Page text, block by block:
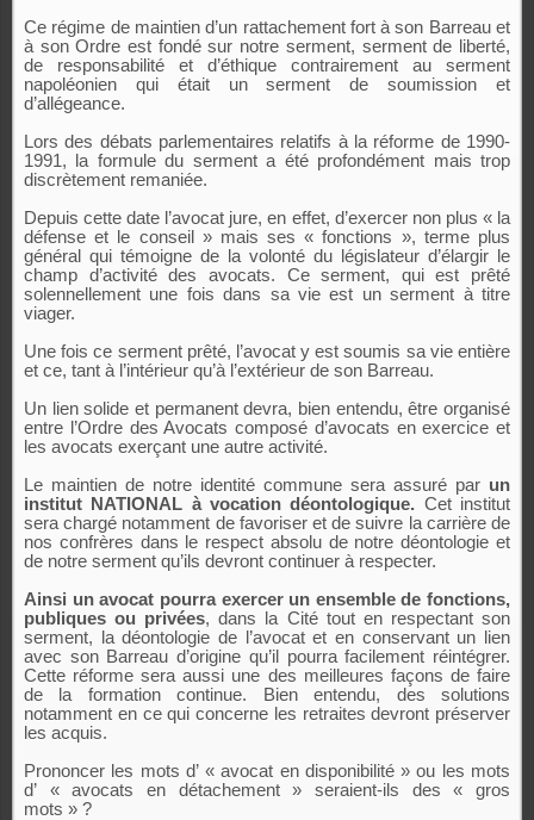
Ce régime de maintien d’un rattachement fort à son Barreau et
à son Ordre est fondé sur notre serment, serment de liberté,
de responsabilité et d’éthique contrairement au serment
napoléonien qui était un serment de soumission et
d’allégeance.
Lors des débats parlementaires relatifs à la réforme de 1990-
1991, la formule du serment a été profondément mais trop
discrètement remaniée.
Depuis cette date l’avocat jure, en effet, d’exercer non plus « la
défense et le conseil » mais ses « fonctions », terme plus
général qui témoigne de la volonté du législateur d’élargir le
champ d’activité des avocats. Ce serment, qui est prêté
solennellement une fois dans sa vie est un serment à titre
viager.
Une fois ce serment prêté, l’avocat y est soumis sa vie entière
et ce, tant à l’intérieur qu’à l’extérieur de son Barreau.
Un lien solide et permanent devra, bien entendu, être organisé
entre l’Ordre des Avocats composé d’avocats en exercice et
les avocats exerçant une autre activité.
Le maintien de notre identité commune sera assuré par un
institut NATIONAL à vocation déontologique. Cet institut
sera chargé notamment de favoriser et de suivre la carrière de
nos confrères dans le respect absolu de notre déontologie et
de notre serment qu’ils devront continuer à respecter.
Ainsi un avocat pourra exercer un ensemble de fonctions,
publiques ou privées, dans la Cité tout en respectant son
serment, la déontologie de l’avocat et en conservant un lien
avec son Barreau d’origine qu’il pourra facilement réintégrer.
Cette réforme sera aussi une des meilleures façons de faire
de la formation continue. Bien entendu, des solutions
notamment en ce qui concerne les retraites devront préserver
les acquis.
Prononcer les mots d’ « avocat en disponibilité » ou les mots
d’ « avocats en détachement » seraient-ils des « gros
mots » ?